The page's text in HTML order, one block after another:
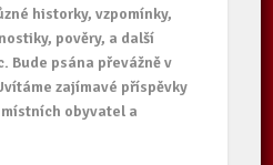
historky, vzpomínky,
pověry, a další
Bude psána převážně v
zajímavé příspěvky
obyvatel a